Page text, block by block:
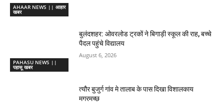
AHAAR NEWS || आहार
खबर
PAHASU NEWS ||
पहासू खबर
बुलंदशहर: ओवरलोड ट्रकों ने बिगाड़ी स्कूल की राह, बच्चे
पैदल पहुंचे विद्यालय
August 6, 2026
त्यौर बुजुर्ग गांव मे तालाब के पास दिखा विशालकाय
मगरमच्छ